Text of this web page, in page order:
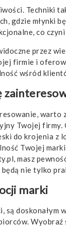
Techniki
gdzie młynki
co
przez
firmie i
wśród
warto
Twojej
do krojenia z
Twojej
masz
nie tylko
marki
są doskonałym